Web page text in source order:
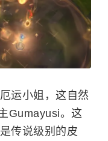
运小姐，这自然
Gumayusi。这
传说级别的皮